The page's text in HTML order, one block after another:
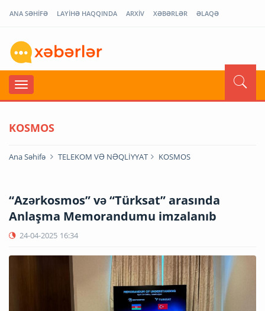
ANA SƏHİFƏ LAYİHƏ HAQQINDA ARXİV XƏBƏRLƏR ƏLAQƏ
KOSMOS
Ana Səhifə TELEKOM VƏ NƏQLİYYAT KOSMOS
“Azərkosmos” və “Türksat” arasında
Anlaşma Memorandumu imzalanıb
24-04-2025 16:34